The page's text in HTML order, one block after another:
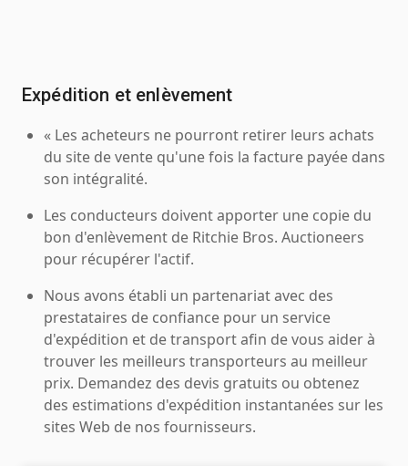
Expédition et enlèvement
« Les acheteurs ne pourront retirer leurs achats
du site de vente qu'une fois la facture payée dans
son intégralité.
Les conducteurs doivent apporter une copie du
bon d'enlèvement de Ritchie Bros. Auctioneers
pour récupérer l'actif.
Nous avons établi un partenariat avec des
prestataires de confiance pour un service
d'expédition et de transport afin de vous aider à
trouver les meilleurs transporteurs au meilleur
prix. Demandez des devis gratuits ou obtenez
des estimations d'expédition instantanées sur les
sites Web de nos fournisseurs.